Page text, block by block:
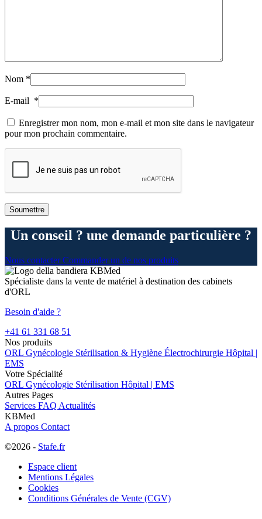
Nom *
E-mail *
Enregistrer mon nom, mon e-mail et mon site dans le navigateur
pour mon prochain commentaire.
Un conseil ? une demande particulière ?
Nous contacter Commander un de nos produits
Spécialiste dans la vente de matériel à destination des cabinets
d'ORL
Besoin d'aide ?
+41 61 331 68 51
Nos produits
ORL Gynécologie Stérilisation & Hygiène Électrochirurgie Hôpital |
EMS
Votre Spécialité
ORL Gynécologie Stérilisation Hôpital | EMS
Autres Pages
Services FAQ Actualités
KBMed
A propos Contact
©2026 - Stafe.fr
Espace client
Mentions Légales
Cookies
Conditions Générales de Vente (CGV)